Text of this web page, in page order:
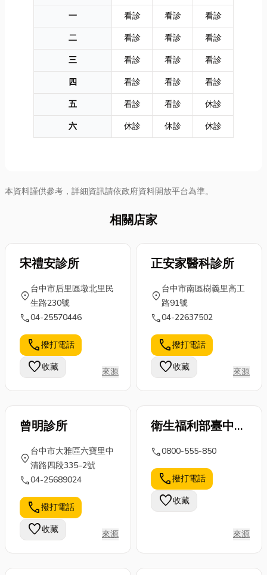
一
看診 看診
看診
二
看診 看診
看診
三
看診 看診
看診
四
看診 看診
看診
五
看診 看診
休診
六
休診 休診 休診
本資料謹供參考，詳細資訊請依政府資料開放平台為準。
相關店家
宋禮安診所
location_on
台中市后里區墩北里民
生路230號
call04-25570446
call撥打電話
favorite收藏 來源
正安家醫科診所
location_on
台中市南區樹義里高工
路91號
call04-22637502
call撥打電話
favorite收藏 來源
曾明診所
location_on
台中市大雅區六寶里中
清路四段335–2號
call04-25689024
call撥打電話
favorite收藏 來源
衛生福利部臺中醫
call0800-555-850
call撥打電話
favorite收藏
來源